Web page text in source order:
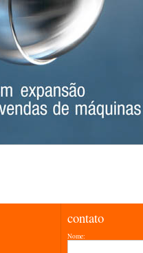
contato
Nome: